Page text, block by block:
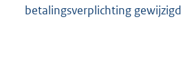
betalingsverplichting